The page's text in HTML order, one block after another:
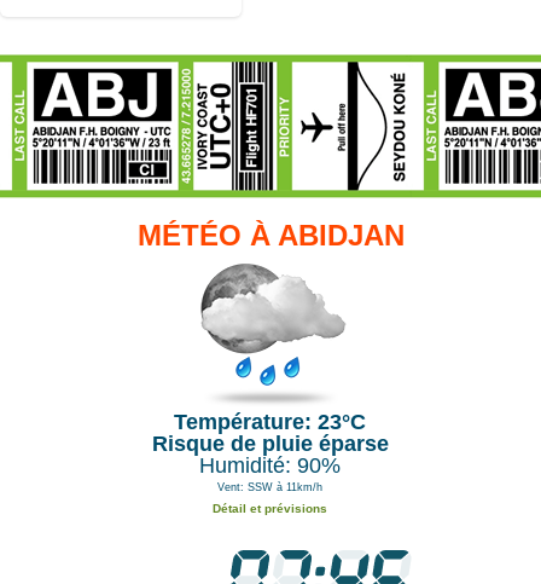
MÉTÉO À ABIDJAN
Température: 23°C
Risque de pluie éparse
Humidité: 90%
Vent: SSW à 11km/h
Détail et prévisions